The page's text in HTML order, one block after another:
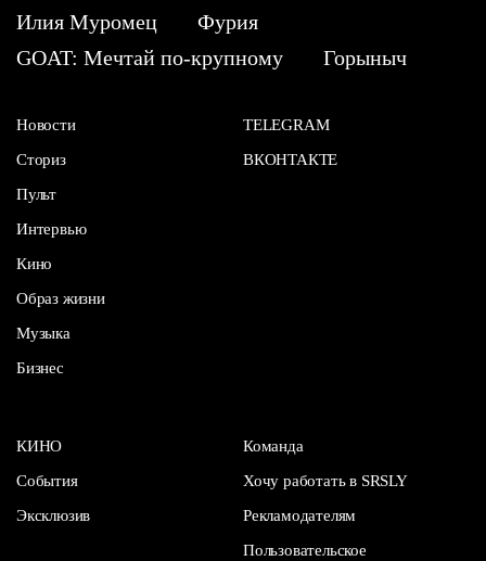
Илия Муромец
Фурия
GOAT: Мечтай по-крупному
Горыныч
Новости
Сториз
Пульт
Интервью
Кино
Образ жизни
Музыка
Бизнес
TELEGRAM
ВКОНТАКТЕ
КИНО
События
Эксклюзив
Команда
Хочу работать в SRSLY
Рекламодателям
Пользовательское